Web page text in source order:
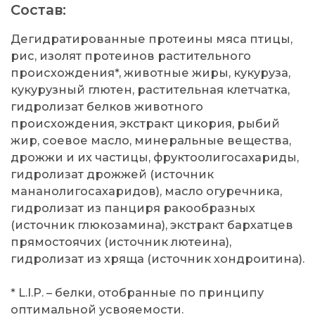
Состав:
Дегидратированные протеины мяса птицы,
рис, изолят протеинов растительного
происхождения*, животные жиры, кукуруза,
кукурузный глютен, растительная клетчатка,
гидролизат белков животного
происхождения, экстракт цикория, рыбий
жир, соевое масло, минеральные вещества,
дрожжи и их частицы, фруктоолигосахариды,
гидролизат дрожжей (источник
мананолигосахаридов), масло огуречника,
гидролизат из панциря ракообразных
(источник глюкозамина), экстракт бархатцев
прямостоячих (источник лютеина),
гидролизат из хряща (источник хондроитина).
* L.I.P. – белки, отобранные по принципу
оптимальной усвояемости.